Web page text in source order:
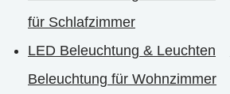
für Schlafzimmer
LED Beleuchtung & Leuchten
Beleuchtung für Wohnzimmer